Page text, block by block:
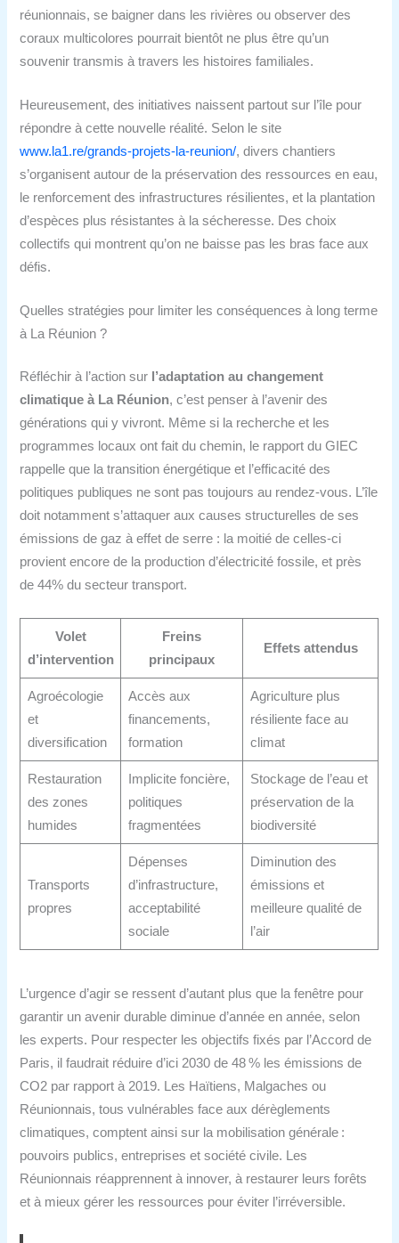
réunionnais, se baigner dans les rivières ou observer des
coraux multicolores pourrait bientôt ne plus être qu’un
souvenir transmis à travers les histoires familiales.
Heureusement, des initiatives naissent partout sur l’île pour
répondre à cette nouvelle réalité. Selon le site
www.la1.re/grands-projets-la-reunion/, divers chantiers
s’organisent autour de la préservation des ressources en eau,
le renforcement des infrastructures résilientes, et la plantation
d’espèces plus résistantes à la sécheresse. Des choix
collectifs qui montrent qu’on ne baisse pas les bras face aux
défis.
Quelles stratégies pour limiter les conséquences à long terme
à La Réunion ?
Réfléchir à l’action sur l’adaptation au changement
climatique à La Réunion, c’est penser à l’avenir des
générations qui y vivront. Même si la recherche et les
programmes locaux ont fait du chemin, le rapport du GIEC
rappelle que la transition énergétique et l’efficacité des
politiques publiques ne sont pas toujours au rendez-vous. L’île
doit notamment s’attaquer aux causes structurelles de ses
émissions de gaz à effet de serre : la moitié de celles-ci
provient encore de la production d’électricité fossile, et près
de 44% du secteur transport.
Volet
d’intervention
Freins
principaux
Effets attendus
Agroécologie
et
diversification
Accès aux
financements,
formation
Agriculture plus
résiliente face au
climat
Restauration
des zones
humides
Implicite foncière,
politiques
fragmentées
Stockage de l’eau et
préservation de la
biodiversité
Transports
propres
Dépenses
d’infrastructure,
acceptabilité
sociale
Diminution des
émissions et
meilleure qualité de
l’air
L’urgence d’agir se ressent d’autant plus que la fenêtre pour
garantir un avenir durable diminue d’année en année, selon
les experts. Pour respecter les objectifs fixés par l’Accord de
Paris, il faudrait réduire d’ici 2030 de 48 % les émissions de
CO2 par rapport à 2019. Les Haïtiens, Malgaches ou
Réunionnais, tous vulnérables face aux dérèglements
climatiques, comptent ainsi sur la mobilisation générale :
pouvoirs publics, entreprises et société civile. Les
Réunionnais réapprennent à innover, à restaurer leurs forêts
et à mieux gérer les ressources pour éviter l’irréversible.